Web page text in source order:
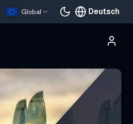
Global Deutsch
Aktuelle Sprache